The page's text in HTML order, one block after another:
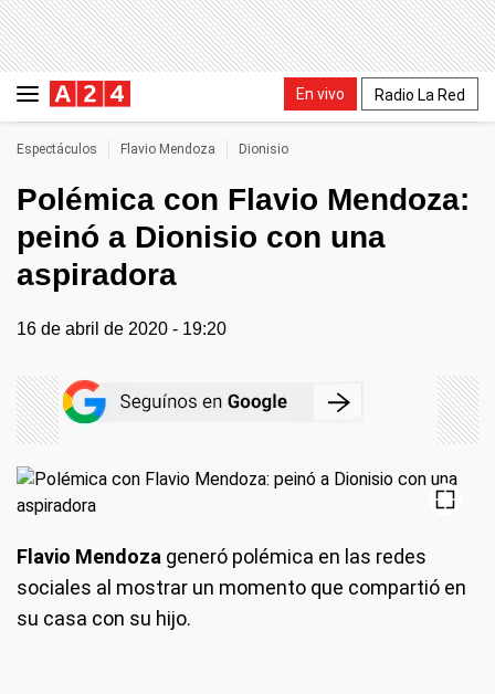
En vivo Radio La Red
Espectáculos Flavio Mendoza Dionisio
Polémica con Flavio Mendoza:
peinó a Dionisio con una
aspiradora
16 de abril de 2020 - 19:20
Flavio Mendoza generó polémica en las redes
sociales al mostrar un momento que compartió en
su casa con su hijo.